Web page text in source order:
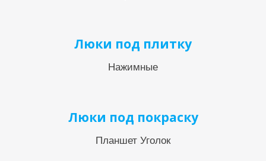
Люки под плитку
Нажимные
Люки под покраску
Планшет Уголок